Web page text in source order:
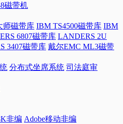
磁带机
师磁带库 IBM TS4500磁带库 IBM
6807磁带库 LANDERS 2U
3407磁带库 戴尔EMC ML3磁带
分布式坐席系统 司法庭审
非编 Adobe移动非编